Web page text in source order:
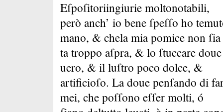
Eſpoſitoriingiurie moltonotabili,
però anch’ io bene ſpeſſo ho
mano, &chela mia pomice non ſia
ta troppo aſpra, &lo ſtuccare
uero, &il luſtro poco dolce, &
artificioſo. La doue penſando di
mei, che poſſono eſſer molti, ó